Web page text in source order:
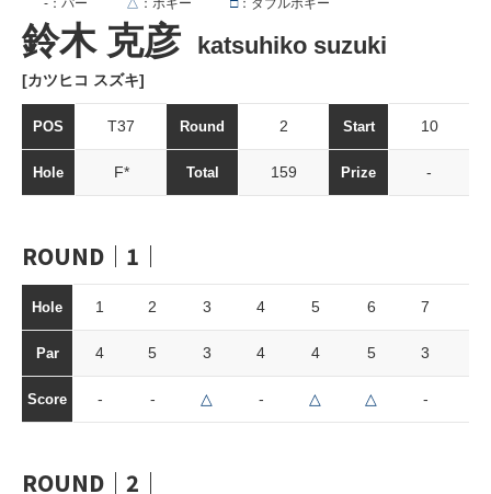
鈴木 克彦 katsuhiko suzuki
[カツヒコ スズキ]
- ：パー △ ：ボギー □：ダブルボギー
POS T37 Round 2 Start 10
Hole F* Total 159 Prize -
ROUND｜1｜
Hole 1 2 3 4 5 6 7
Par 4 5 3 4 4 5 3
Score - - △ - △ △ -
ROUND｜2｜